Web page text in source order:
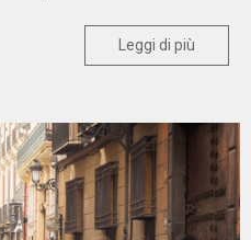
Leggi di più